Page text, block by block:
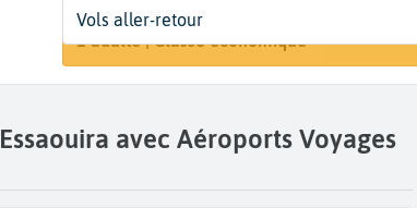
Départ
Nantes (NTE)
Dates
Dates de votre voyage
Voyageurs | Classe
1 adulte | Classe économique
Vols aller-retour
avec Aéroports Voyages